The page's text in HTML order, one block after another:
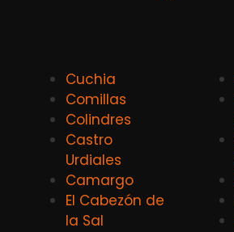
Cuchia
Comillas
Colindres
Castro
Urdiales
Camargo
El Cabezón de
la Sal